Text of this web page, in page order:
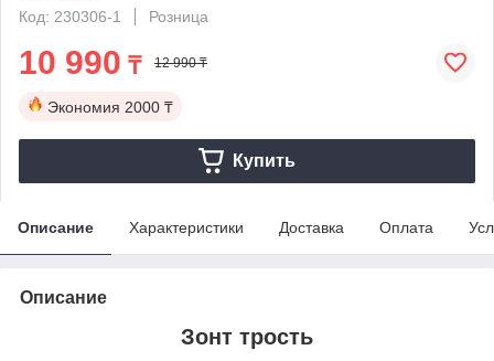
Код: 230306-1
Розница
10 990 ₸ 12 990 ₸
Экономия 2000 ₸
Купить
Описание Характеристики Доставка Оплата
Описание
Зонт трость